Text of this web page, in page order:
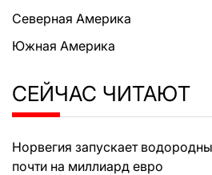
Северная Америка
Южная Америка
СЕЙЧАС ЧИТАЮТ
Норвегия запускает
почти на миллиард евро